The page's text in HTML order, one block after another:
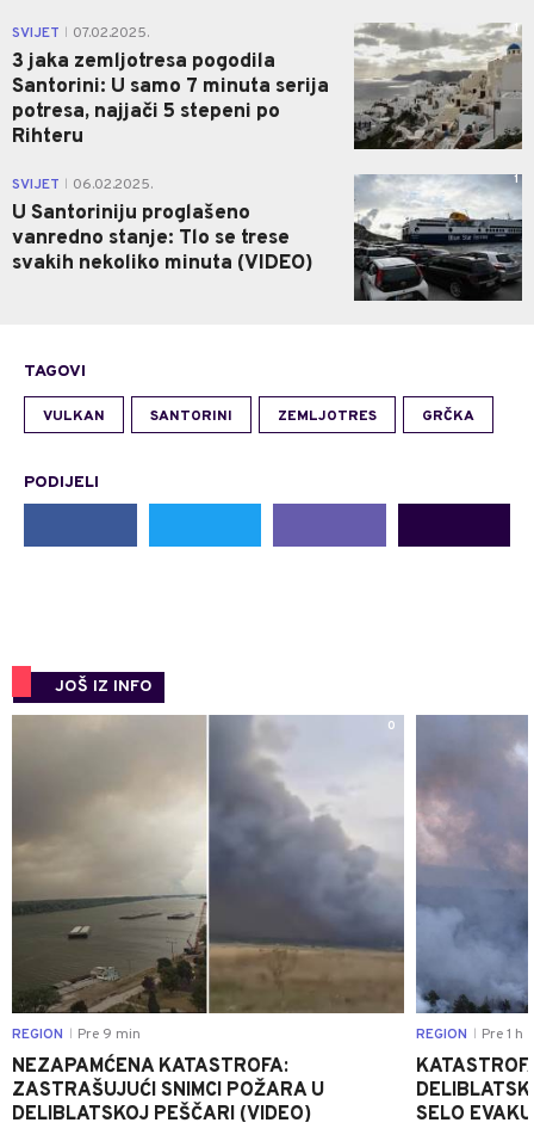
SVIJET 07.02.2025.
3 jaka zemljotresa pogodila
Santorini: U samo 7 minuta serija
potresa, najjači 5 stepeni po
Rihteru
1
SVIJET 06.02.2025.
U Santoriniju proglašeno
vanredno stanje: Tlo se trese
svakih nekoliko minuta (VIDEO)
1
TAGOVI
VULKAN SANTORINI ZEMLJOTRES GRČKA
PODIJELI
JOŠ IZ INFO
0
REGION Pre 9 min
NEZAPAMĆENA KATASTROFA:
ZASTRAŠUJUĆI SNIMCI POŽARA U
DELIBLATSKOJ PEŠČARI (VIDEO)
REGION Pre 1 h
SELO